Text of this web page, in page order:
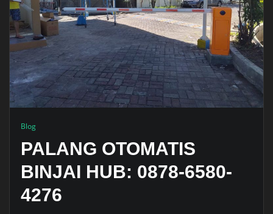
Blog
PALANG OTOMATIS
BINJAI HUB: 0878-6580-
4276